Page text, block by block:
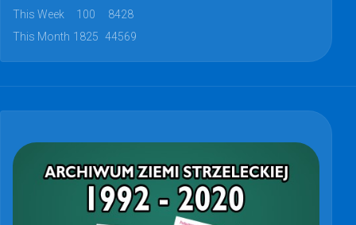
This Week
100
8428
This Month 1825 44569